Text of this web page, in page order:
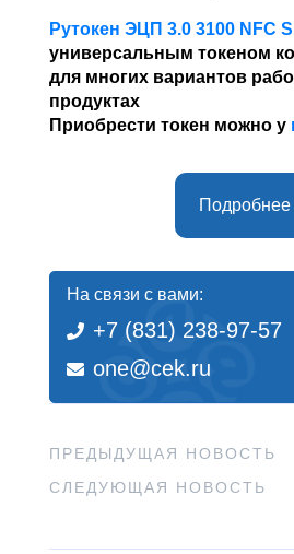
Рутокен ЭЦП 3.0 3100 NFC
универсальным токеном
для многих вариантов
продуктах
Приобрести токен можно у
Подробнее
На связи с вами:
+7 (831) 238-97-57
one@cek.ru
ПРЕДЫДУЩАЯ НОВОСТЬ
СЛЕДУЮЩАЯ НОВОСТЬ